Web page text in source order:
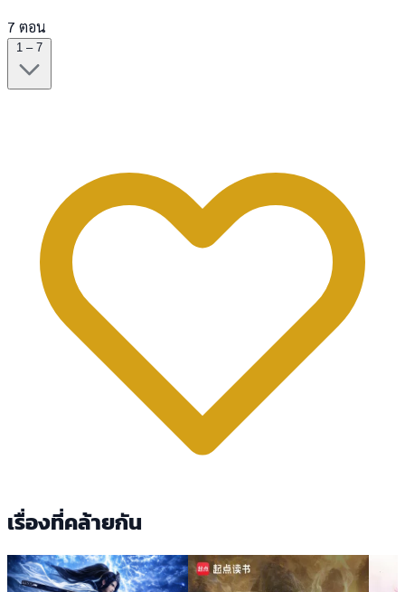
7 ตอน
1 – 7
เรื่องที่คล้ายกัน